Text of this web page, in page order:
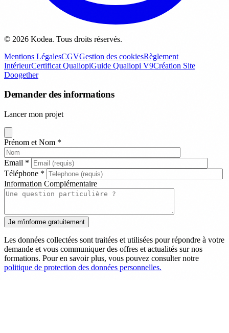
© 2026 Kodea. Tous droits réservés.
Mentions LégalesCGVGestion des cookiesRèglement
IntérieurCertificat QualiopiGuide Qualiopi V9Création Site
Doogether
Demander des informations
Lancer mon projet
Prénom et Nom *
Email *
Téléphone *
Information Complémentaire
Les données collectées sont traitées et utilisées pour répondre à votre
demande et vous communiquer des offres et actualités sur nos
formations. Pour en savoir plus, vous pouvez consulter notre
politique de protection des données personnelles.